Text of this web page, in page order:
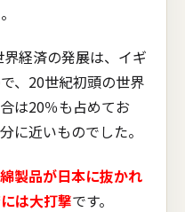
経済の発展は、イギ
、20世紀初頭の世界
は20％も占めてお
に近いものでした。
製品が日本に抜かれ
は大打撃です。